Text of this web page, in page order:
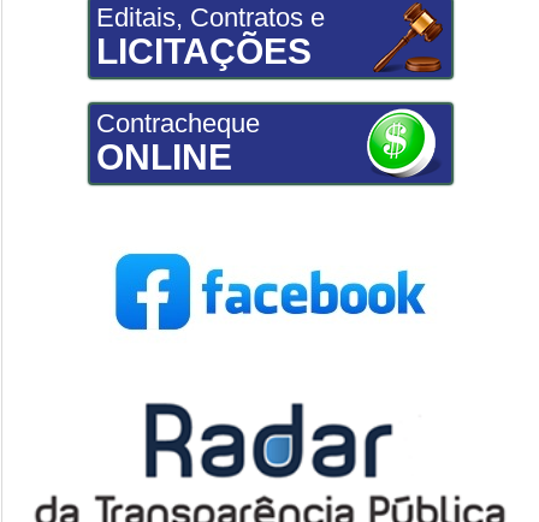
Editais, Contratos e
LICITAÇÕES
Contracheque
ONLINE